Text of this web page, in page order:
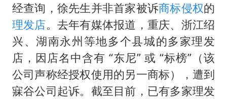
经查询，徐先生并非首家被诉商标侵权的
理发店。去年有媒体报道，重庆、浙江绍
兴、湖南永州等地多个县城的多家理发
店，因店名中含有 “东尼” 或 “标榜”（该
公司声称经授权使用的另一商标），遭到
寐谷公司起诉。截至目前，已有多家理发